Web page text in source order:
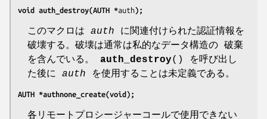
void auth_destroy(AUTH *auth);
このマクロは auth に関連付けられた認証情報を
破壊する。破壊は通常は私的なデータ構造の 破棄
を含んでいる。 auth_destroy() を呼び出し
た後に auth を使用することは未定義である。
AUTH *authnone_create(void);
各リモートプロシージャーコールで使用できない